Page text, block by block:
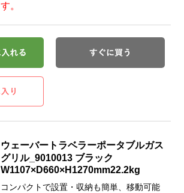
す。
ウェーバートラベラーポータブルガス
グリル_9010013 ブラック
W1107×D660×H1270mm22.2kg
コンパクトで設置・収納も簡単、移動可能